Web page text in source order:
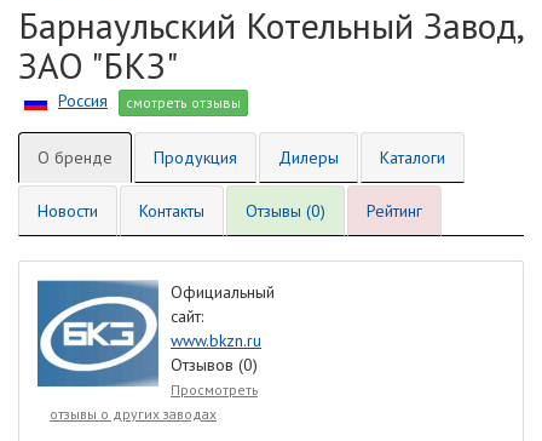
Барнаульский Котельный Завод,
ЗАО "БКЗ"
Россия смотреть отзывы
О бренде Продукция Дилеры Каталоги
Новости Контакты Отзывы (0) Рейтинг
Официальный
сайт:
www.bkzn.ru
Отзывов (0)
Просмотреть
отзывы о других заводах